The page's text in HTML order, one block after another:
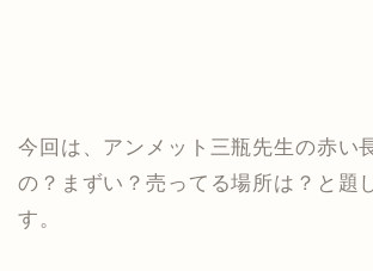
今回は、アンメット三瓶先生の赤い
の？まずい？売ってる場所は？と題
す。